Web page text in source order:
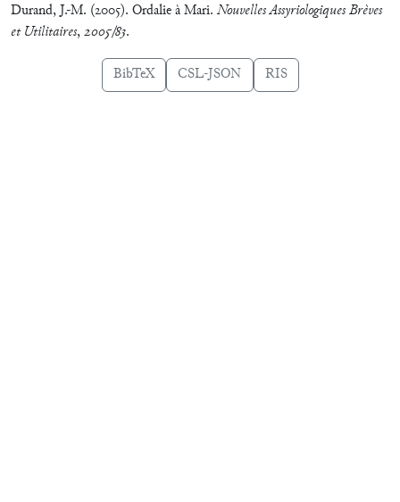
Durand, J.-M. (2005). Ordalie à Mari. Nouvelles Assyriologiques Brèves
et Utilitaires,2005/83.
BibTeX CSL-JSON RIS